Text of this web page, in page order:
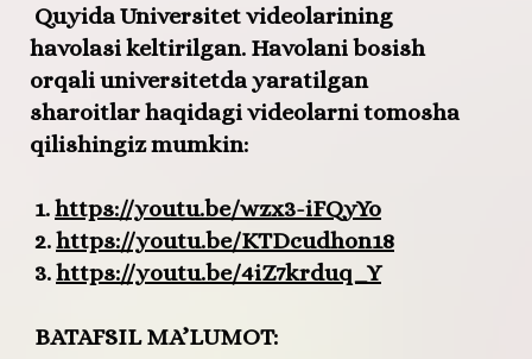
Quyida Universitet videolarining
havolasi keltirilgan. Havolani bosish
orqali universitetda yaratilgan
sharoitlar haqidagi videolarni tomosha
qilishingiz mumkin:
1.https://youtu.be/wzx3-iFQyYo
2.https://youtu.be/KTDcudhon18
3.https://youtu.be/4iZ7krduq_Y
BATAFSIL MA’LUMOT: